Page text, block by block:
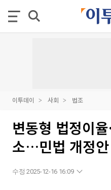
이투데이 사회 법조
변동형 법정이
소…민법 개정
수정 2025-12-16 16:09